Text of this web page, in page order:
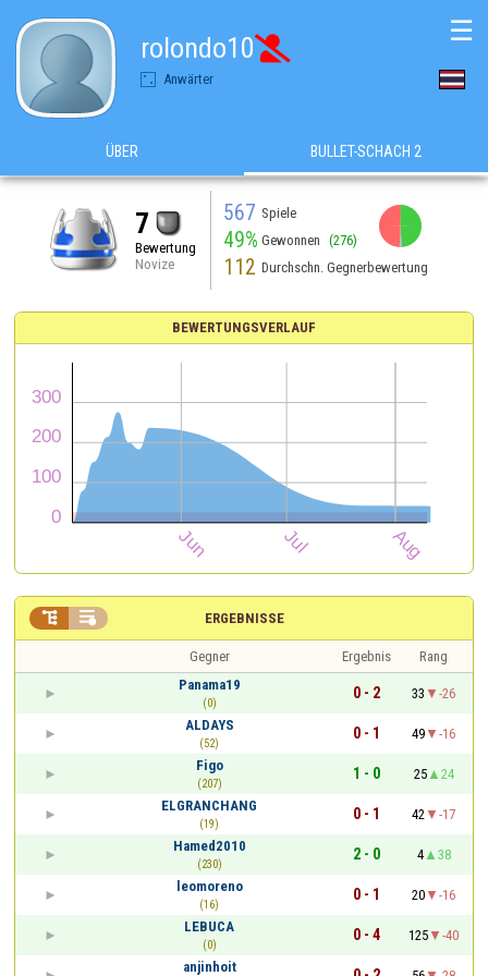
rolondo10
Anwärter
☰
ÜBER BULLET-SCHACH 2
7
Bewertung
Novize
567 Spiele
49% Gewonnen (276)
112 Durchschn. Gegnerbewertung
BEWERTUNGSVERLAUF
ERGEBNISSE
 
Gegner Ergebnis
Rang
Panama19
(0)
0 - 2 33
-26
ALDAYS
(52)
0 - 1 49
-16
Figo
(207)
1 - 0 25
24
ELGRANCHANG
(19)
0 - 1 42
-17
Hamed2010
(230)
2 - 0 4
38
leomoreno
(16)
0 - 1 20
-16
LEBUCA
(0)
0 - 4 125
-40
anjinhoit